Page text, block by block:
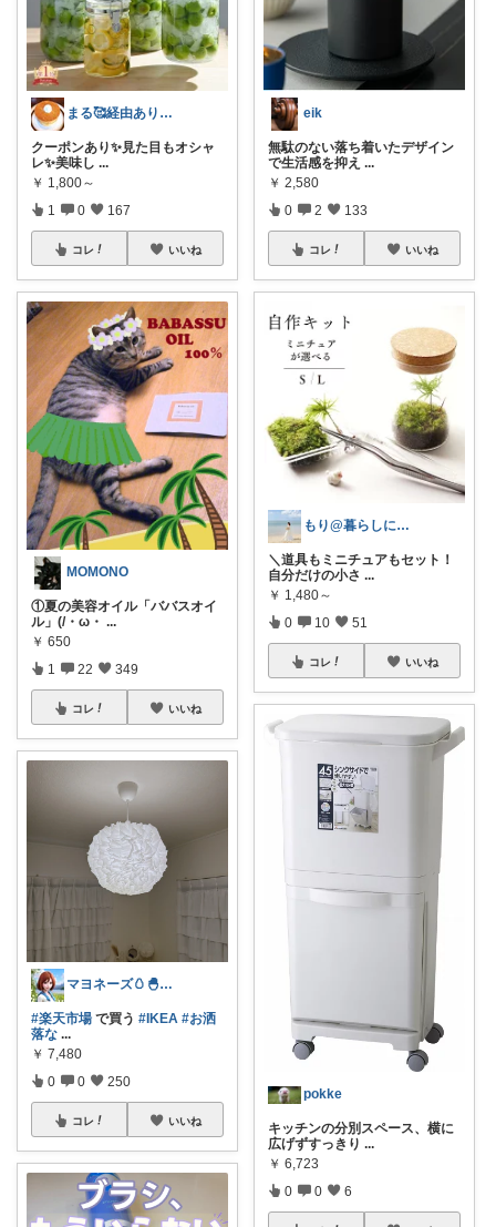
まる🥰経由ありがとうございます💕✨
クーポンあり✨️見た目もオシャ
レ✨️美味し ...
￥ 1,800～
1 0 167
コレ いいね
MOMONO
①夏の美容オイル「ババスオイ
ル」(/・ω・ ...
￥ 650
1 22 349
コレ いいね
マヨネーズ🥚‪🐣✨️お礼はプロフで♪
#楽天市場 で買う #IKEA #お洒
落な ...
￥ 7,480
0 0 250
コレ いいね
eik
無駄のない落ち着いたデザイン
で生活感を抑え ...
￥ 2,580
0 2 133
コレ いいね
もり@暮らしに彩りを🪴💐
＼道具もミニチュアもセット！
自分だけの小さ ...
￥ 1,480～
0 10 51
コレ いいね
pokke
キッチンの分別スペース、横に
広げずすっきり ...
￥ 6,723
0 0 6